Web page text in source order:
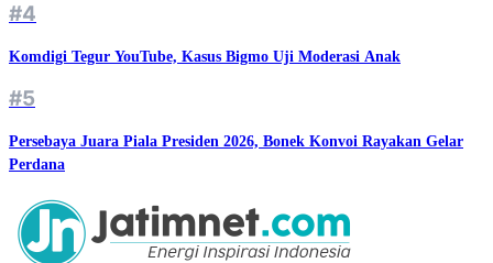
#4
Komdigi Tegur YouTube, Kasus Bigmo Uji Moderasi Anak
#5
Persebaya Juara Piala Presiden 2026, Bonek Konvoi Rayakan Gelar
Perdana